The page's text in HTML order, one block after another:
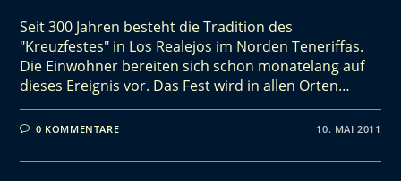
Seit 300 Jahren besteht die Tradition des
"Kreuzfestes" in Los Realejos im Norden Teneriffas.
Die Einwohner bereiten sich schon monatelang auf
dieses Ereignis vor. Das Fest wird in allen Orten…
0 KOMMENTARE 10. MAI 2011